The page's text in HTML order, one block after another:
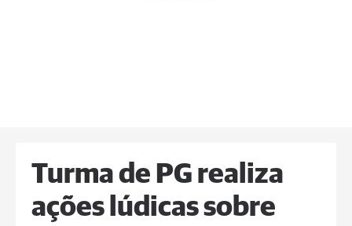
Turma de PG realiza
ações lúdicas sobre